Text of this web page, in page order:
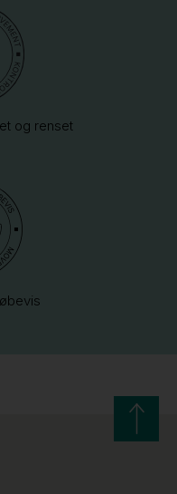
og renset